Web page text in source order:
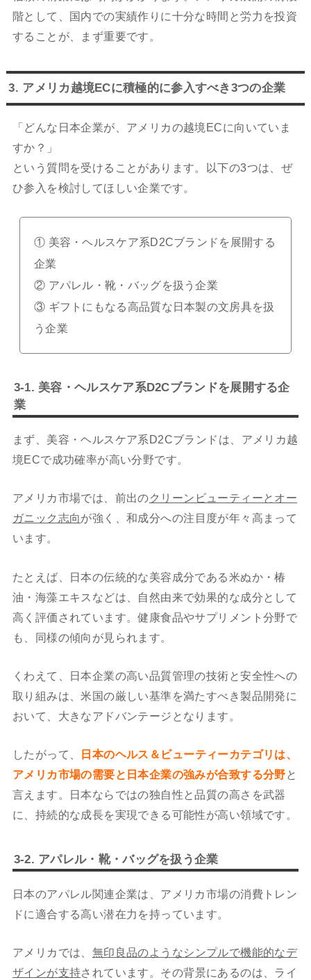
階として、国内での実績作りに十分な時間と労力を投資
することが、まず重要です。
3. アメリカ越境ECに積極的に参入すべき3つの企業
「どんな日本企業が、アメリカの越境ECに向いていま
すか？」
という質問を受けることがあります。以下の3つは、ぜ
ひ参入を検討してほしい企業です。
① 美容・ヘルスケア系D2Cブランドを展開する
企業
② アパレル・靴・バッグを扱う企業
③ ギフトにもなる高品質な日本製の文房具を扱
う企業
3-1. 美容・ヘルスケア系D2Cブランドを展開する企
業
まず、美容・ヘルスケア系D2Cブランドは、アメリカ越
境ECで成功確率が高い分野です。
アメリカ市場では、前出のクリーンビューティーとオー
ガニック志向が強く、和成分への注目度が年々高まって
います。
たとえば、日本の伝統的な美容成分である米ぬか・椿
油・海藻エキスなどは、自然由来で効果的な成分として
高く評価されています。健康食品やサプリメント分野で
も、同様の傾向が見られます。
くわえて、日本企業の高い品質管理の技術と安全性への
取り組みは、米国の厳しい基準を満たすべき製品開発に
おいて、大きなアドバンテージとなります。
したがって、
日本のヘルス＆ビューティーカテゴリは、
アメリカ市場の需要と日本企業の強みが合致する分野 と
言えます。日本ならではの独自性と品質の高さを武器
に、持続的な成長を実現できる可能性が高い領域です。
3-2. アパレル・靴・バッグを扱う企業
日本のアパレル関連企業は、アメリカ市場の消費トレン
ドに適合する高い潜在力を持っています。
アメリカでは、 無印良品のようなシンプルで機能的なデ
ザインが支持されています。その背景にあるのは、ライ